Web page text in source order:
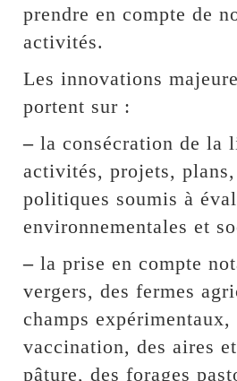
prendre en compte de
activités.
Les innovations
portent sur :
– la consécration de la
activités, projets,
politiques soumis à
environnementales et
– la prise en compte
vergers, des fermes
champs expérimentaux,
vaccination, des aires
pâture, des forages